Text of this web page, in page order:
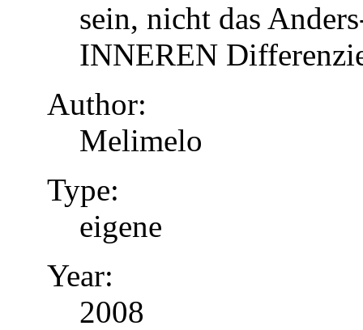
sein, nicht das
INNEREN
Author:
Melimelo
Type:
eigene
Year:
2008